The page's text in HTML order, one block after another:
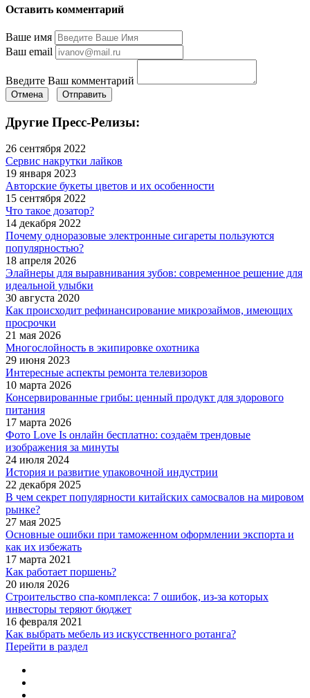
Оставить комментарий
Ваше имя
Ваш email
Введите Ваш комментарий
Отмена Отправить
Другие Пресс-Релизы:
26 сентября 2022
Сервис накрутки лайков
19 января 2023
Авторские букеты цветов и их особенности
15 сентября 2022
Что такое дозатор?
14 декабря 2022
Почему одноразовые электронные сигареты пользуются
популярностью?
18 апреля 2026
Элайнеры для выравнивания зубов: современное решение для
идеальной улыбки
30 августа 2020
Как происходит рефинансирование микрозаймов, имеющих
просрочки
21 мая 2026
Многослойность в экипировке охотника
29 июня 2023
Интересные аспекты ремонта телевизоров
10 марта 2026
Консервированные грибы: ценный продукт для здорового
питания
17 марта 2026
Фото Love Is онлайн бесплатно: создаём трендовые
изображения за минуты
24 июля 2024
История и развитие упаковочной индустрии
22 декабря 2025
В чем секрет популярности китайских самосвалов на мировом
рынке?
27 мая 2025
Основные ошибки при таможенном оформлении экспорта и
как их избежать
17 марта 2021
Как работает поршень?
20 июля 2026
Строительство спа-комплекса: 7 ошибок, из-за которых
инвесторы теряют бюджет
16 февраля 2021
Как выбрать мебель из искусственного ротанга?
Перейти в раздел